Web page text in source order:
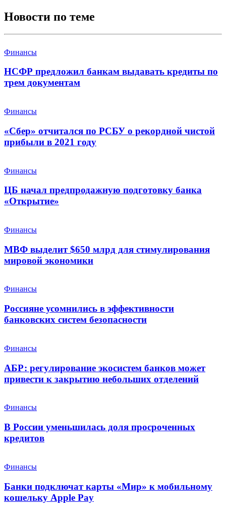
Новости по теме
Финансы
НСФР предложил банкам выдавать кредиты по
трем документам
Финансы
«Сбер» отчитался по РСБУ о рекордной чистой
прибыли в 2021 году
Финансы
ЦБ начал предпродажную подготовку банка
«Открытие»
Финансы
МВФ выделит $650 млрд для стимулирования
мировой экономики
Финансы
Россияне усомнились в эффективности
банковских систем безопасности
Финансы
АБР: регулирование экосистем банков может
привести к закрытию небольших отделений
Финансы
В России уменьшилась доля просроченных
кредитов
Финансы
Банки подключат карты «Мир» к мобильному
кошельку Apple Pay